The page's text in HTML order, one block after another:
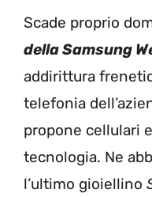
Scade proprio
della Samsung
addirittura
telefonia
propone cellulari
tecnologia. Ne
l’ultimo gioiellino